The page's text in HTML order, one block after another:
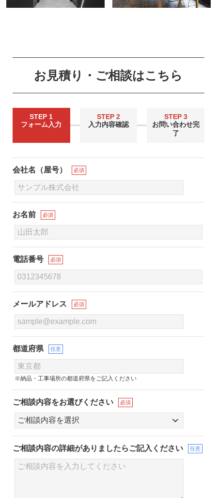
お見積り・ご相談はこちら
STEP 1
フォーム入力
STEP 2
入力内容確認
STEP 3
お問い合わせ完
了
会社名（屋号） 必須
お名前 必須
電話番号 必須
メールアドレス 必須
都道府県 任意
※納品・工事場所の都道府県をご記入ください
ご相談内容をお選びください 必須
ご相談内容の詳細がありましたらご記入ください 任意